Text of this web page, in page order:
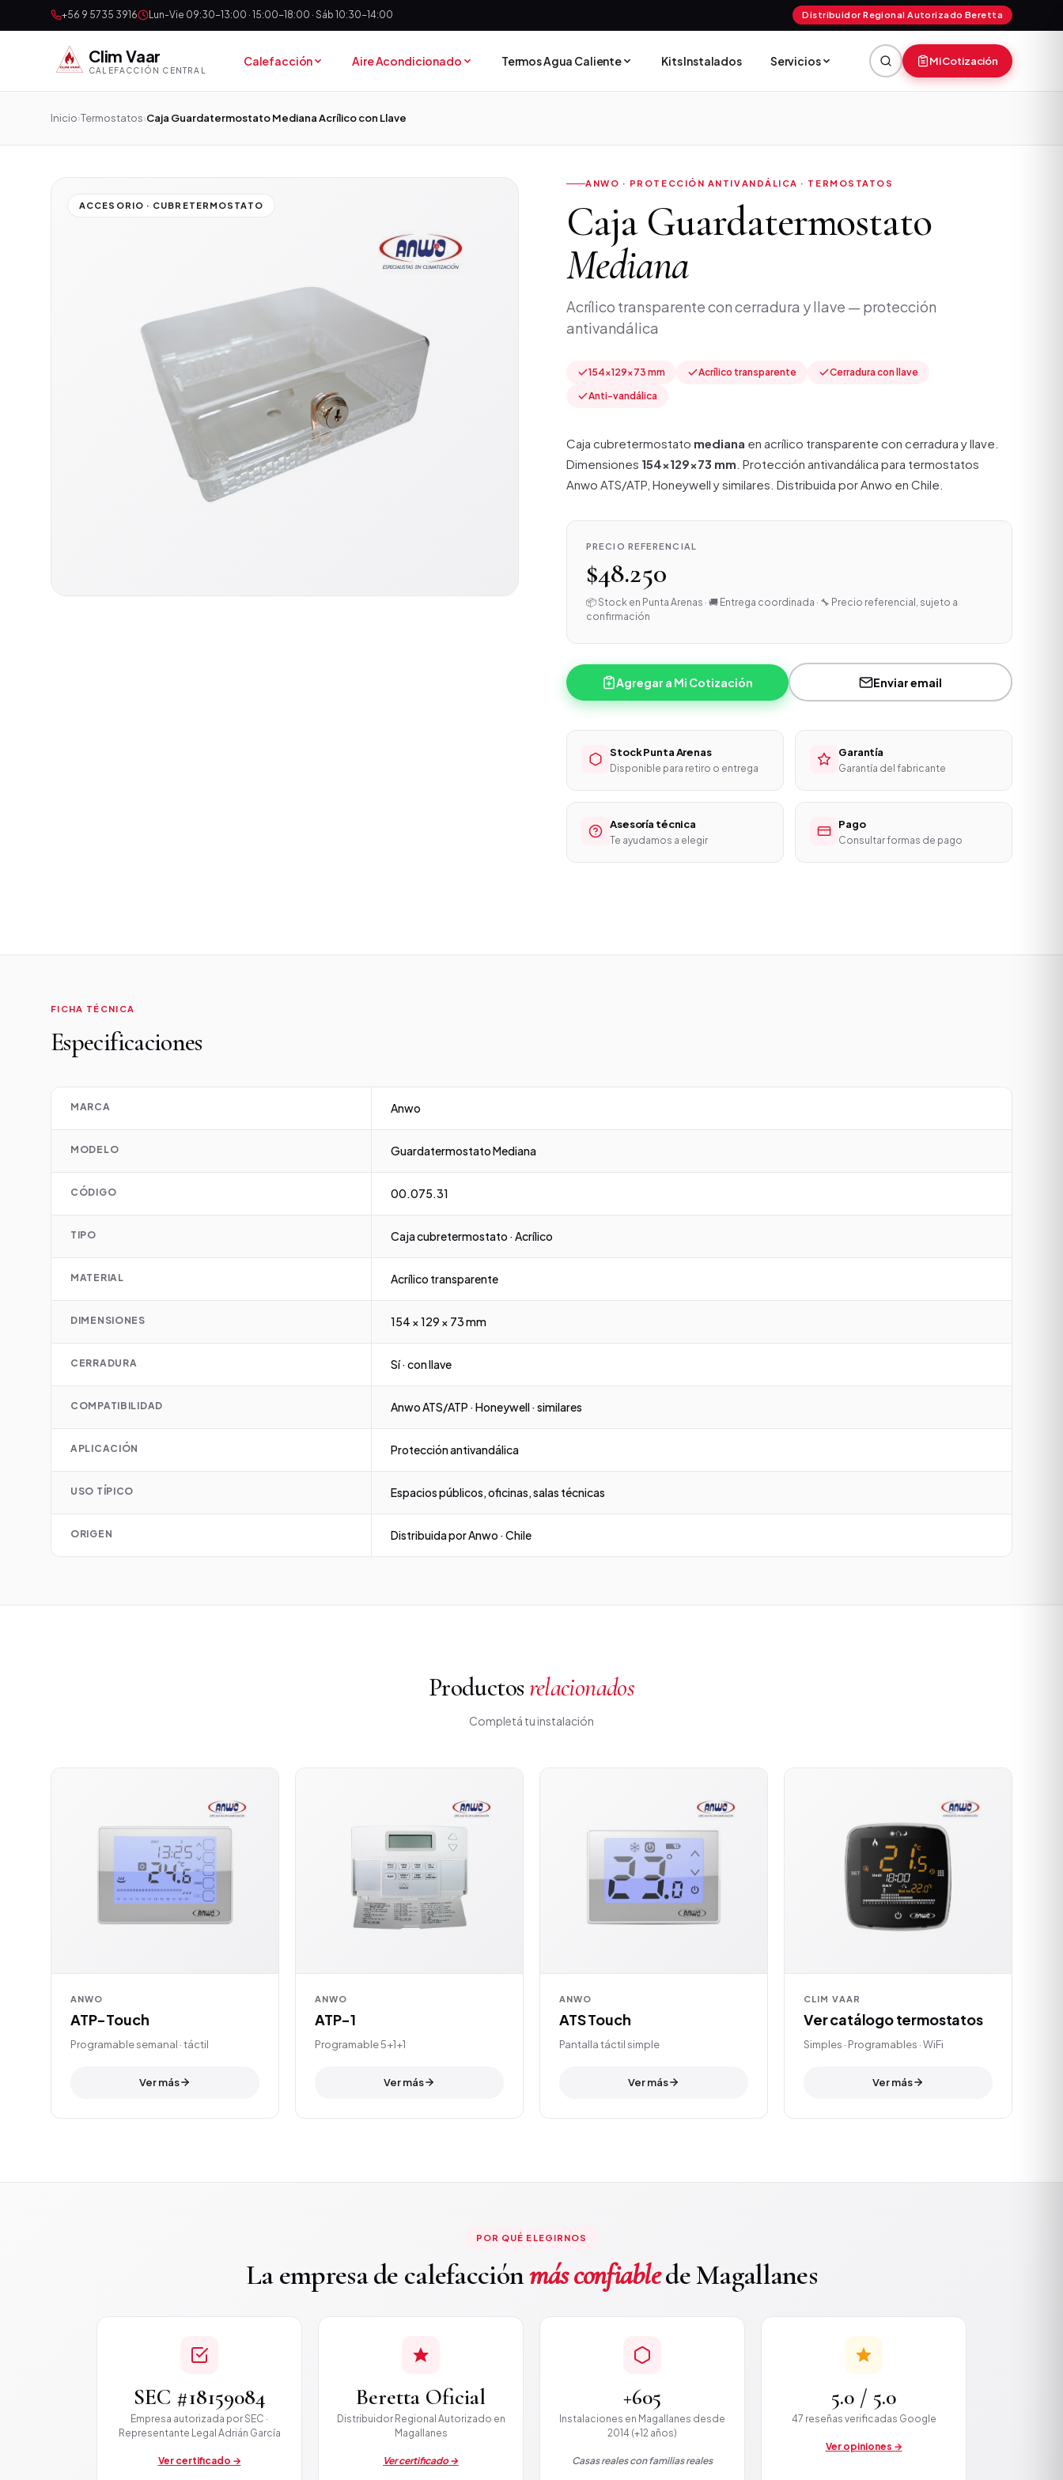
+56 9 5735 3916 Lun-Vie 09:30-13:00 · 15:00-18:00 · Sáb 10:30-14:00 Distribuidor Regional Autorizado Beretta
Clim Vaar
CALEFACCIÓN CENTRAL
Calefacción Aire Acondicionado Termos Agua Caliente Kits Instalados Servicios Mi Cotización
Inicio›Termostatos›Caja Guardatermostato Mediana Acrílico con Llave
ACCESORIO · CUBRETERMOSTATO
ANWO · PROTECCIÓN ANTIVANDÁLICA · TERMOSTATOS
Caja Guardatermostato
Mediana
Acrílico transparente con cerradura y llave — protección
antivandálica
154×129×73 mm Acrílico transparente
Cerradura con llave
Anti-vandálica
Caja cubretermostato mediana en acrílico transparente con cerradura y llave.
Dimensiones 154×129×73 mm . Protección antivandálica para termostatos
Anwo ATS/ATP, Honeywell y similares. Distribuida por Anwo en Chile.
PRECIO REFERENCIAL
$48.250
📦 Stock en Punta Arenas · 🚚 Entrega coordinada · 🔧 Precio referencial, sujeto a
confirmación
Agregar a Mi Cotización Enviar email
Stock Punta Arenas
Disponible para retiro o entrega
Garantía
Garantía del fabricante
Asesoría técnica
Te ayudamos a elegir
Pago
Consultar formas de pago
FICHA TÉCNICA
Especificaciones
MARCA Anwo
MODELO Guardatermostato Mediana
CÓDIGO 00.075.31
TIPO Caja cubretermostato · Acrílico
MATERIAL Acrílico transparente
DIMENSIONES 154 × 129 × 73 mm
CERRADURA Sí · con llave
COMPATIBILIDAD Anwo ATS/ATP · Honeywell · similares
APLICACIÓN Protección antivandálica
USO TÍPICO Espacios públicos, oficinas, salas técnicas
ORIGEN Distribuida por Anwo · Chile
Productosrelacionados
Completá tu instalación
ANWO
ATP-Touch
Programable semanal · táctil
Ver más
ANWO
ATP-1
Programable 5+1+1
Ver más
ANWO
ATS Touch
Pantalla táctil simple
Ver más
CLIM VAAR
Ver catálogo termostatos
Simples · Programables · WiFi
Ver más
POR QUÉ ELEGIRNOS
La empresa de calefacciónmás confiablede Magallanes
SEC #18159084
Empresa autorizada por SEC ·
Representante Legal Adrián García
Ver certificado →
Beretta Oficial
Distribuidor Regional Autorizado en
Magallanes
Ver certificado →
+605
Instalaciones en Magallanes desde
2014 (+12 años)
Casas reales con familias reales
5.0 / 5.0
47 reseñas verificadas Google
Ver opiniones →